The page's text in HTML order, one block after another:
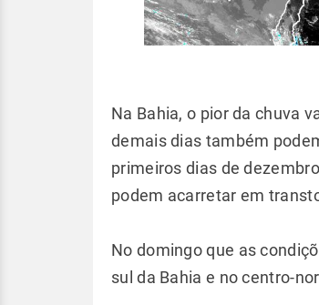
Na Bahia, o pior da chuva
demais dias também
primeiros dias de
podem acarretar em
No domingo que as
sul da Bahia e no centro-